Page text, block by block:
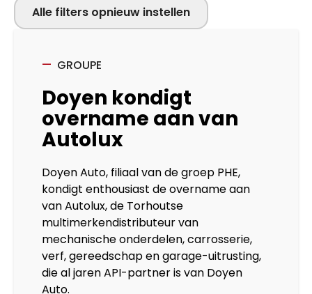
Alle filters opnieuw instellen
GROUPE
Doyen kondigt
overname aan van
Autolux
Doyen Auto, filiaal van de groep PHE,
kondigt enthousiast de overname aan
van Autolux, de Torhoutse
multimerkendistributeur van
mechanische onderdelen, carrosserie,
verf, gereedschap en garage-uitrusting,
die al jaren API-partner is van Doyen
Auto.